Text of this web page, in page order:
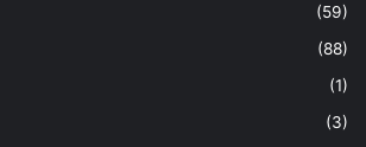
(59)
(88)
(1)
(3)